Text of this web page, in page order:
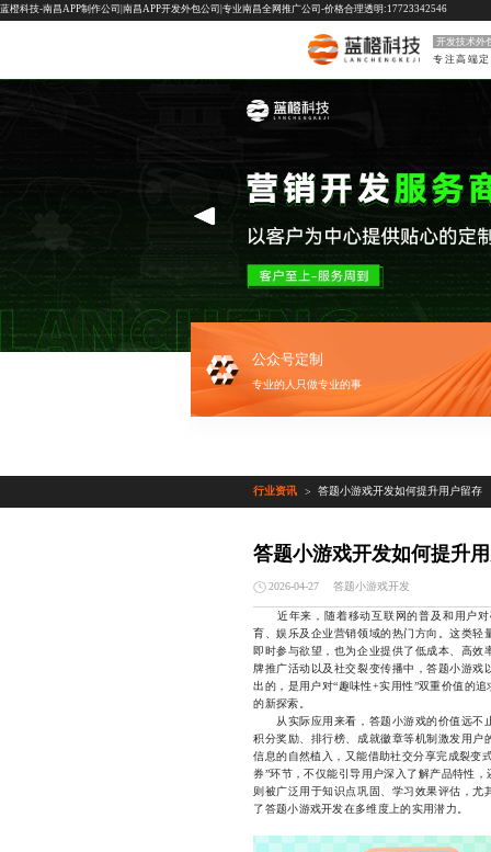
蓝橙科技-南昌APP制作公司|南昌APP开发外包公司|专业南昌全网推广公司-价格合理透明:17723342546
开发技术外
专注高端
公众号定制
专业的人只做专业的事
行业资讯 > 答题小游戏开发如何提升用户留存
答题小游戏开发如何提升
2026-04-27 答题小游戏开发
近年来，随着移动互联网的普及和用户对
育、娱乐及企业营销领域的热门方向。这类
即时参与欲望，也为企业提供了低成本、高
牌推广活动以及社交裂变传播中，答题小游
出的，是用户对“趣味性+实用性”双重价值的
的新探索。
从实际应用来看，答题小游戏的价值远不
积分奖励、排行榜、成就徽章等机制激发用
信息的自然植入，又能借助社交分享完成裂变
券”环节，不仅能引导用户深入了解产品特性
则被广泛用于知识点巩固、学习效果评估，
了答题小游戏开发在多维度上的实用潜力。